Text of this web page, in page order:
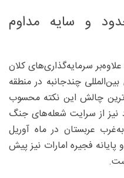
و سایه مداوم
سرمایه‌گذاری‌های کلان
چندجانبه در منطقه
چالش این نکته محسوب
از سرایت شعله‌های جنگ
عربستان در ماه آوریل
فجیره امارات نیز پیش